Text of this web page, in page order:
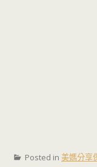
Posted in 美媽分享